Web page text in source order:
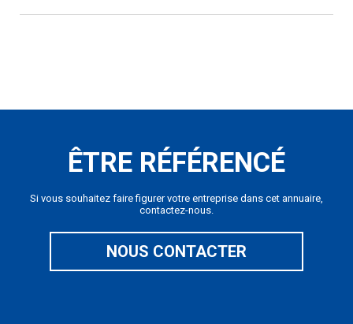
ÊTRE RÉFÉRENCÉ
Si vous souhaitez faire figurer votre entreprise dans cet annuaire,
contactez-nous.
NOUS CONTACTER